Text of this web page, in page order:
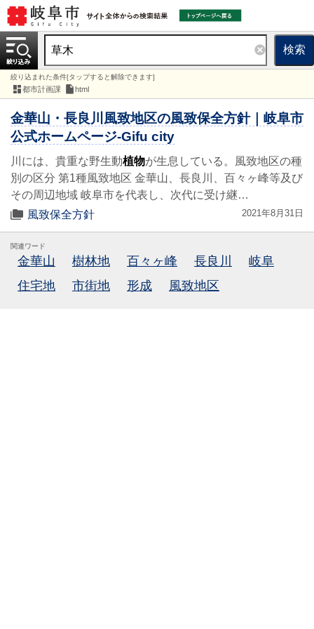
検索
絞り込まれた条件[タップすると解除できます]
都市計画課 html
金華山・長良川風致地区の風致保全方針｜岐阜市
公式ホームページ-Gifu city
川には、貴重な野生動植物が生息している。風致地区の種
別の区分 第1種風致地区 金華山、長良川、百々ヶ峰等及び
その周辺地域 岐阜市を代表し、次代に受け継…
風致保全方針
2021年8月31日
関連ワード
金華山 樹林地 百々ヶ峰 長良川
岐阜
住宅地
市街地 形成 風致地区